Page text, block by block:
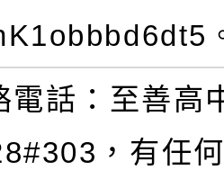
電話：至善高
，有任